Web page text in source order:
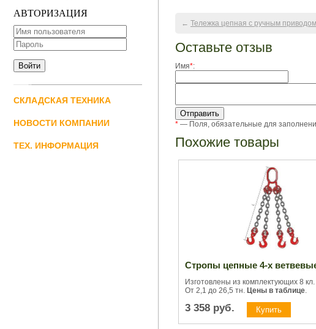
АВТОРИЗАЦИЯ
СКЛАДСКАЯ ТЕХНИКА
НОВОСТИ КОМПАНИИ
ТЕХ. ИНФОРМАЦИЯ
← Тележка цепная с ручным
Оставьте отзыв
Имя*:
* — Поля, обязательные для
Похожие товары
Стропы цепные 4-х
Изготовлены из комплектующих 8
От 2,1 до 26,5 тн. Цены в таблице.
3 358 руб.